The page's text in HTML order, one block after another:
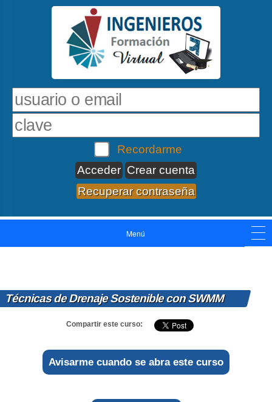
Recordarme
Crear cuenta
Recuperar contraseña
Menú
Técnicas de Drenaje Sostenible con SWMM
Compartir este curso:
Avisarme cuando se abra este curso